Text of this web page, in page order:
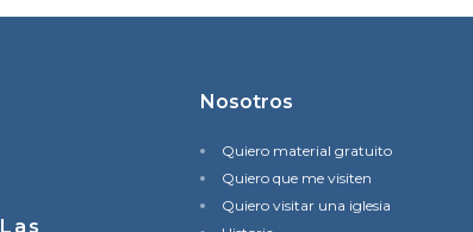
Nosotros
Quiero material gratuito
Quiero que me visiten
Quiero visitar una iglesia